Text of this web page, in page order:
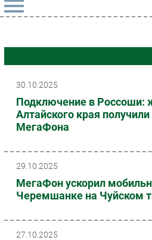
Импорто­замещение
Автоматизация
Мобильная связь
Фиксированная связь
Рынок ПК
Маркетинг
Торговые сети
ПО
30.10.2025
Подключение в Россоши:
Алтайского края
МегаФона
29.10.2025
МегаФон ускорил
Черемшанке на Чуйском
27.10.2025